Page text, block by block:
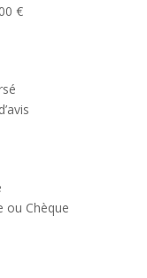
€
ou Chèque